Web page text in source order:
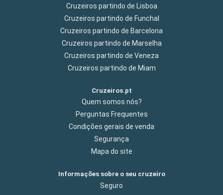
Cruzeiros partindo de Lisboa
Cruzeiros partindo de Funchal
Cruzeiros partindo de Barcelona
Cruzeiros partindo de Marselha
Cruzeiros partindo de Veneza
Cruzeiros partindo de Miam
Cruzeiros.pt
Quem somos nós?
Perguntas Frequentes
Condições gerais de venda
Segurança
Mapa do site
Informações sobre o seu cruzeiro
Seguro